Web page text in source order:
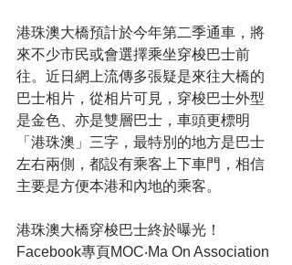
港珠澳大橋預計於今年第二季通車，將
來不少市民或會選擇乘坐穿梭巴士前
往。近日網上流傳多張疑是來往大橋的
巴士相片，從相片可見，穿梭巴士外型
是金色、亦是雙層巴士，車頭更標明
「港珠澳」三字，最特別的地方是巴士
左右兩側，都設有乘客上下車門，相信
主要是方便本港和內地的乘客。
港珠澳大橋穿梭巴士終於曝光！
Facebook專頁MOC‧Ma On Association